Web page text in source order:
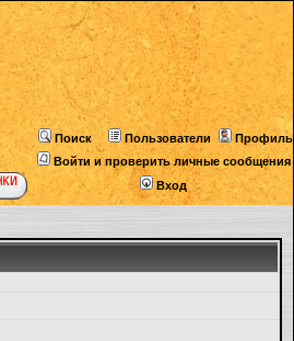
Поиск Пользователи
Профиль
Войти и проверить личные сообщения
Вход